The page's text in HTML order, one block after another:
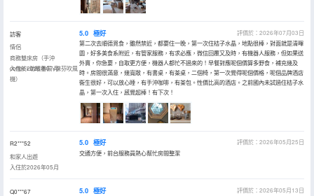
訪客
情侶
商務雙床房（手沖
coffee+助眠香氛+徠芬吹風
機）
入住於2026年07月
5.0 極好
評價於：2026年07月03日
第二次去順德覓食，雖然禁近，都要住一晚，第一次住桔子水晶，地點很棒，對面就是清暉
園，好多美食系附近，有管家服務，有求必應，微信回覆又及時，有機器人服務，但如果送
外賣，你急要，自取更方便，機器人都忙不過來的！早餐對應呢個價算多野食，補充幾及
時。房間很滿意，幾寬敞，有書桌，有茶桌，二個椅，第一次覺得呢個價格，呢個品牌酒店
衞生很好，可以放心睡，有手沖咖啡，有茶包。性價比高的酒店。之前國內未試過住桔子水
晶，第一次入住，感覺超棒！有下次！
R2***52
和家人出遊
入住於2026年05月
5.0 極好
評價於：2026年05月25日
交通方便，前台服務員熱心幫忙房間整潔
Q0***67
5.0 極好
評價於：2026年05月13日